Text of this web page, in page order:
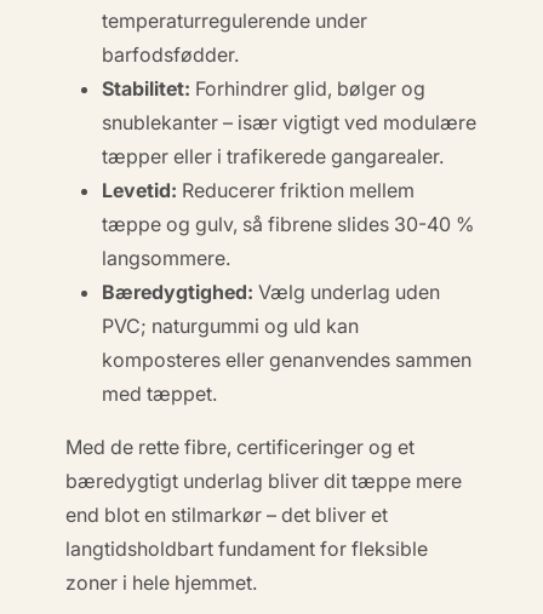
temperaturregulerende under
barfodsfødder.
Stabilitet: Forhindrer glid, bølger og
snublekanter – især vigtigt ved modulære
tæpper eller i trafikerede gangarealer.
Levetid: Reducerer friktion mellem
tæppe og gulv, så fibrene slides 30-40 %
langsommere.
Bæredygtighed: Vælg underlag uden
PVC; naturgummi og uld kan
komposteres eller genanvendes sammen
med tæppet.
Med de rette fibre, certificeringer og et
bæredygtigt underlag bliver dit tæppe mere
end blot en stilmarkør – det bliver et
langtidsholdbart fundament for fleksible
zoner i hele hjemmet.